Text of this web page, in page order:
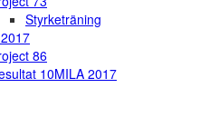
Styrketräning
86
10MILA 2017